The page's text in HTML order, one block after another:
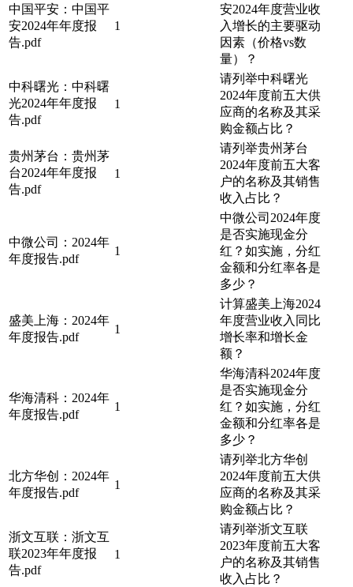
中国平安：中国平
安2024年年度报
告.pdf
1
安2024年度营业收
入增长的主要驱动
因素（价格vs数
量）？
中科曙光：中科曙
光2024年年度报
告.pdf
1
请列举中科曙光
2024年度前五大供
应商的名称及其采
购金额占比？
贵州茅台：贵州茅
台2024年年度报
告.pdf
1
请列举贵州茅台
2024年度前五大客
户的名称及其销售
收入占比？
中微公司：2024年
年度报告.pdf
1
中微公司2024年度
是否实施现金分
红？如实施，分红
金额和分红率各是
多少？
盛美上海：2024年
年度报告.pdf
1
计算盛美上海2024
年度营业收入同比
增长率和增长金
额？
华海清科：2024年
年度报告.pdf
1
华海清科2024年度
是否实施现金分
红？如实施，分红
金额和分红率各是
多少？
北方华创：2024年
年度报告.pdf
1
请列举北方华创
2024年度前五大供
应商的名称及其采
购金额占比？
浙文互联：浙文互
联2023年年度报
告.pdf
1
请列举浙文互联
2023年度前五大客
户的名称及其销售
收入占比？